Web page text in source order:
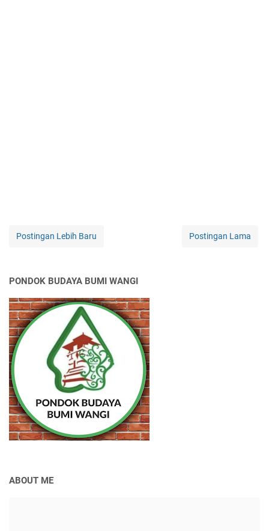
Postingan Lebih Baru Postingan Lama
PONDOK BUDAYA BUMI WANGI
ABOUT ME